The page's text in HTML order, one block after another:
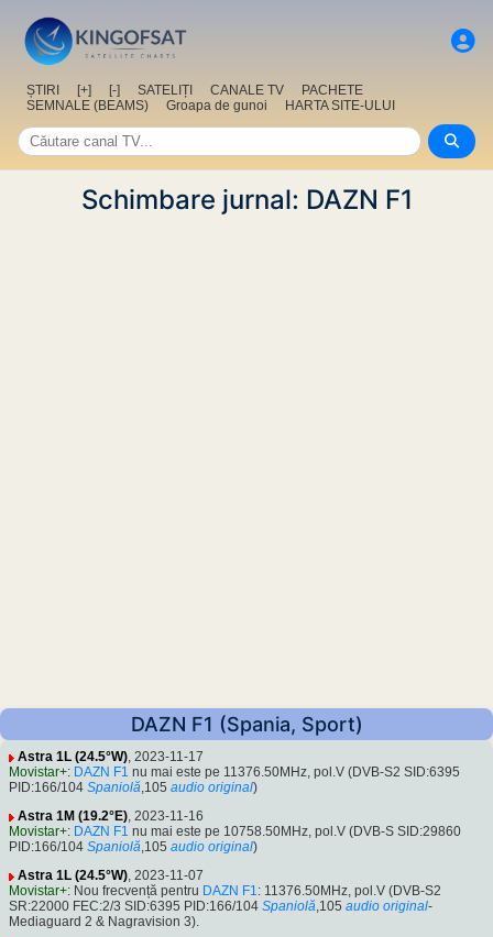
ȘTIRI [+] [-] SATELIȚI CANALE TV
PACHETE
SEMNALE (BEAMS)
Groapa de gunoi HARTA SITE-ULUI
Schimbare jurnal: DAZN F1
DAZN F1 (Spania, Sport)
Astra 1L (24.5°W), 2023-11-17
Movistar+: DAZN F1 nu mai este pe 11376.50MHz, pol.V (DVB-S2 SID:6395
PID:166/104 Spaniolă,105 audio original)
Astra 1M (19.2°E), 2023-11-16
Movistar+: DAZN F1 nu mai este pe 10758.50MHz, pol.V (DVB-S SID:29860
PID:166/104 Spaniolă,105 audio original)
Astra 1L (24.5°W), 2023-11-07
Movistar+: Nou frecvență pentru DAZN F1: 11376.50MHz, pol.V (DVB-S2
SR:22000 FEC:2/3 SID:6395 PID:166/104 Spaniolă,105 audio original-
Mediaguard 2 & Nagravision 3).